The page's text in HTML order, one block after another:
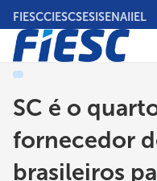
Pular
para
conteúdo
principal
FIESCCIESCSESISENAIIEL
SC é o
fornecedor
brasileiros